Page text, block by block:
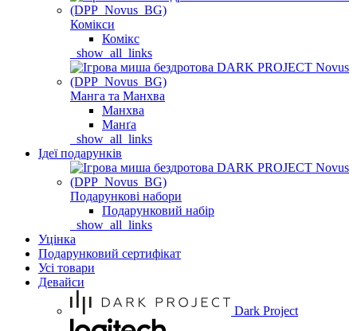
Комікси
Комікс
_show_all_links
Манга та Манхва
Манхва
Манґа
_show_all_links
Ідеї подарунків
Подарункові набори
Подарунковий набір
_show_all_links
Уцінка
Подарунковий сертифікат
Усі товари
Девайси
Dark Project